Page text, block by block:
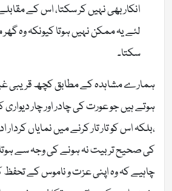
انکار بھی نہیں کر سکتا، اس کے
لئے یہ ممکن نہیں ہوتا کیونکہ وہ گھر
سکتا۔
ہمارے مشاہدہ کے مطابق کچھ قریبی
ہوتے ہیں جو عورت کی چادر اور چار
،بلکہ اس کو تار تار کرنے میں نمایاں کردار
کی صحیح تربیت نہ ہونے کی وجہ سے
چاہیے کہ وہ اپنی عزت و ناموس کے